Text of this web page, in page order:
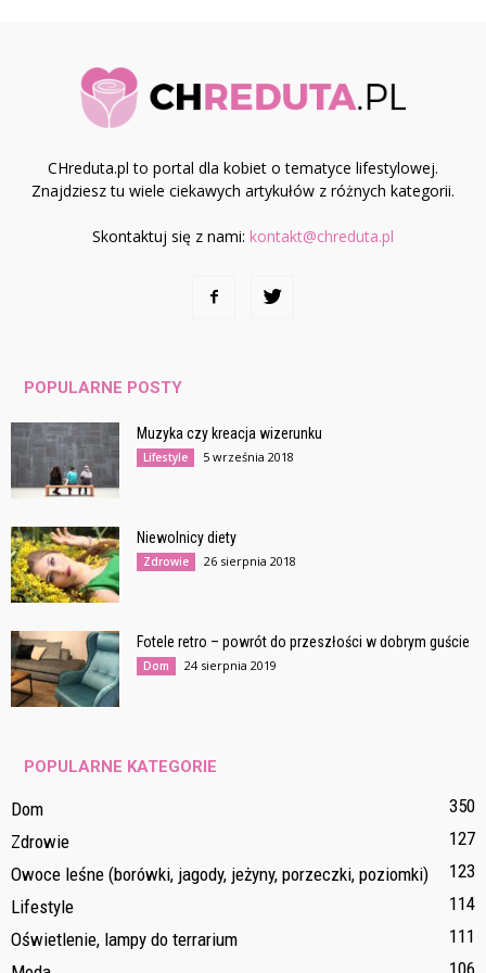
CHreduta.pl to portal dla kobiet o tematyce lifestylowej.
Znajdziesz tu wiele ciekawych artykułów z różnych kategorii.
Skontaktuj się z nami: kontakt@chreduta.pl
POPULARNE POSTY
Muzyka czy kreacja wizerunku
Lifestyle 5 września 2018
Niewolnicy diety
Zdrowie 26 sierpnia 2018
Fotele retro – powrót do przeszłości w dobrym guście
Dom 24 sierpnia 2019
POPULARNE KATEGORIE
Dom
350
Zdrowie
127
Owoce leśne (borówki, jagody, jeżyny, porzeczki, poziomki)
123
Lifestyle
114
Oświetlenie, lampy do terrarium
111
106